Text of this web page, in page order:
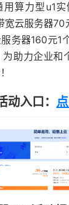
算力型u1
宽云服务器
务器160元1
助力企业和
动入口 ：